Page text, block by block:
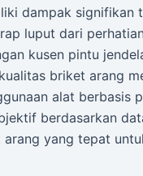
dampak signifikan
luput dari
kusen pintu
briket arang
alat berbasis
berdasarkan
yang tepat